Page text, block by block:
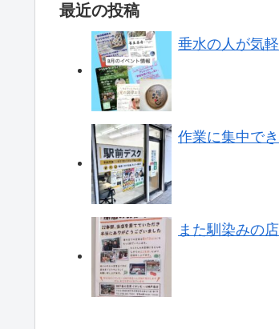
最近の投稿
垂水の人が気
作業に集中で
また馴染み